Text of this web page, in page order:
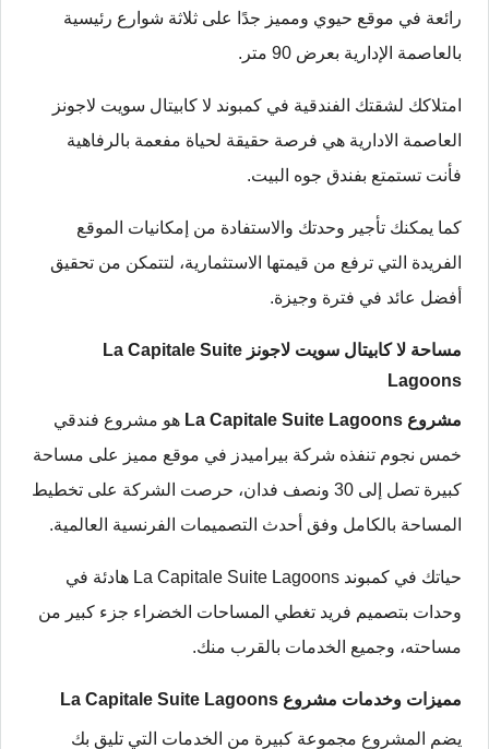
رائعة في موقع حيوي ومميز جدًا على ثلاثة شوارع رئيسية
بالعاصمة الإدارية بعرض 90 متر.
امتلاكك لشقتك الفندقية في كمبوند لا كابيتال سويت لاجونز
العاصمة الادارية هي فرصة حقيقة لحياة مفعمة بالرفاهية
فأنت تستمتع بفندق جوه البيت.
كما يمكنك تأجير وحدتك والاستفادة من إمكانيات الموقع
الفريدة التي ترفع من قيمتها الاستثمارية، لتتمكن من تحقيق
أفضل عائد في فترة وجيزة.
مساحة لا كابيتال سويت لاجونز La Capitale Suite
Lagoons
مشروع La Capitale Suite Lagoons
هو مشروع فندقي
خمس نجوم تنفذه شركة بيراميدز في موقع مميز على مساحة
كبيرة تصل إلى 30 ونصف فدان، حرصت الشركة على تخطيط
المساحة بالكامل وفق أحدث التصميمات الفرنسية العالمية.
حياتك في كمبوند La Capitale Suite Lagoons هادئة في
وحدات بتصميم فريد تغطي المساحات الخضراء جزء كبير من
مساحته، وجميع الخدمات بالقرب منك.
مميزات وخدمات مشروع La Capitale Suite Lagoons
يضم المشروع مجموعة كبيرة من الخدمات التي تليق بك